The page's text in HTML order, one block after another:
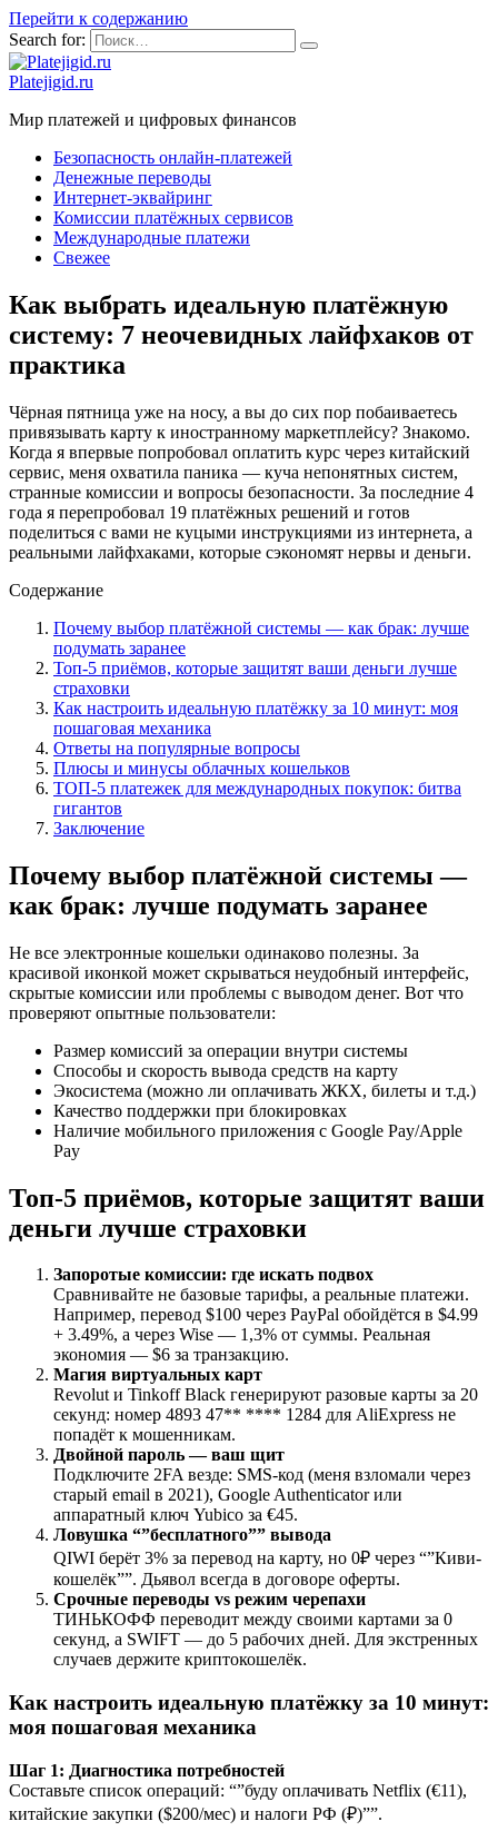
Перейти к содержанию
Search for:
Platejigid.ru
Мир платежей и цифровых финансов
Безопасность онлайн-платежей
Денежные переводы
Интернет-эквайринг
Комиссии платёжных сервисов
Международные платежи
Свежее
Как выбрать идеальную платёжную
систему: 7 неочевидных лайфхаков от
практика
Чёрная пятница уже на носу, а вы до сих пор побаиваетесь
привязывать карту к иностранному маркетплейсу? Знакомо.
Когда я впервые попробовал оплатить курс через китайский
сервис, меня охватила паника — куча непонятных систем,
странные комиссии и вопросы безопасности. За последние 4
года я перепробовал 19 платёжных решений и готов
поделиться с вами не куцыми инструкциями из интернета, а
реальными лайфхаками, которые сэкономят нервы и деньги.
Содержание
Почему выбор платёжной системы — как брак: лучше
подумать заранее
Топ-5 приёмов, которые защитят ваши деньги лучше
страховки
Как настроить идеальную платёжку за 10 минут: моя
пошаговая механика
Ответы на популярные вопросы
Плюсы и минусы облачных кошельков
ТОП-5 платежек для международных покупок: битва
гигантов
Заключение
Почему выбор платёжной системы —
как брак: лучше подумать заранее
Не все электронные кошельки одинаково полезны. За
красивой иконкой может скрываться неудобный интерфейс,
скрытые комиссии или проблемы с выводом денег. Вот что
проверяют опытные пользователи:
Размер комиссий за операции внутри системы
Способы и скорость вывода средств на карту
Экосистема (можно ли оплачивать ЖКХ, билеты и т.д.)
Качество поддержки при блокировках
Наличие мобильного приложения с Google Pay/Apple
Pay
Топ-5 приёмов, которые защитят ваши
деньги лучше страховки
Запоротые комиссии: где искать подвох
Сравнивайте не базовые тарифы, а реальные платежи.
Например, перевод $100 через PayPal обойдётся в $4.99
+ 3.49%, а через Wise — 1,3% от суммы. Реальная
экономия — $6 за транзакцию.
Магия виртуальных карт
Revolut и Tinkoff Black генерируют разовые карты за 20
секунд: номер 4893 47** **** 1284 для AliExpress не
попадёт к мошенникам.
Двойной пароль — ваш щит
Подключите 2FA везде: SMS-код (меня взломали через
старый email в 2021), Google Authenticator или
аппаратный ключ Yubico за €45.
Ловушка “”бесплатного”” вывода
QIWI берёт 3% за перевод на карту, но 0₽ через “”Киви-
кошелёк””. Дьявол всегда в договоре оферты.
Срочные переводы vs режим черепахи
ТИНЬКОФФ переводит между своими картами за 0
секунд, а SWIFT — до 5 рабочих дней. Для экстренных
случаев держите криптокошелёк.
Как настроить идеальную платёжку за 10 минут:
моя пошаговая механика
Шаг 1: Диагностика потребностей
Составьте список операций: “”буду оплачивать Netflix (€11),
китайские закупки ($200/мес) и налоги РФ (₽)””.